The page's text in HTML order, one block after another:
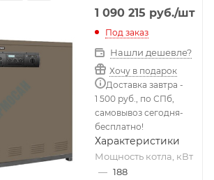
1 090 215 руб./шт
Под заказ
Нашли дешевле?
Хочу в подарок
Доставка завтра -
1 500 руб., по СПб,
самовывоз сегодня-
бесплатно!
Характеристики
Мощность котла, кВт
— 188